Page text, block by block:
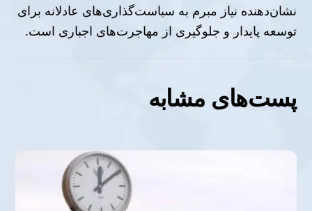
نشان‌دهنده نیاز مبرم به سیاست‌گذاری‌های عادلانه برای
توسعه پایدار و جلوگیری از مهاجرت‌های اجباری است.
پست‌های مشابه